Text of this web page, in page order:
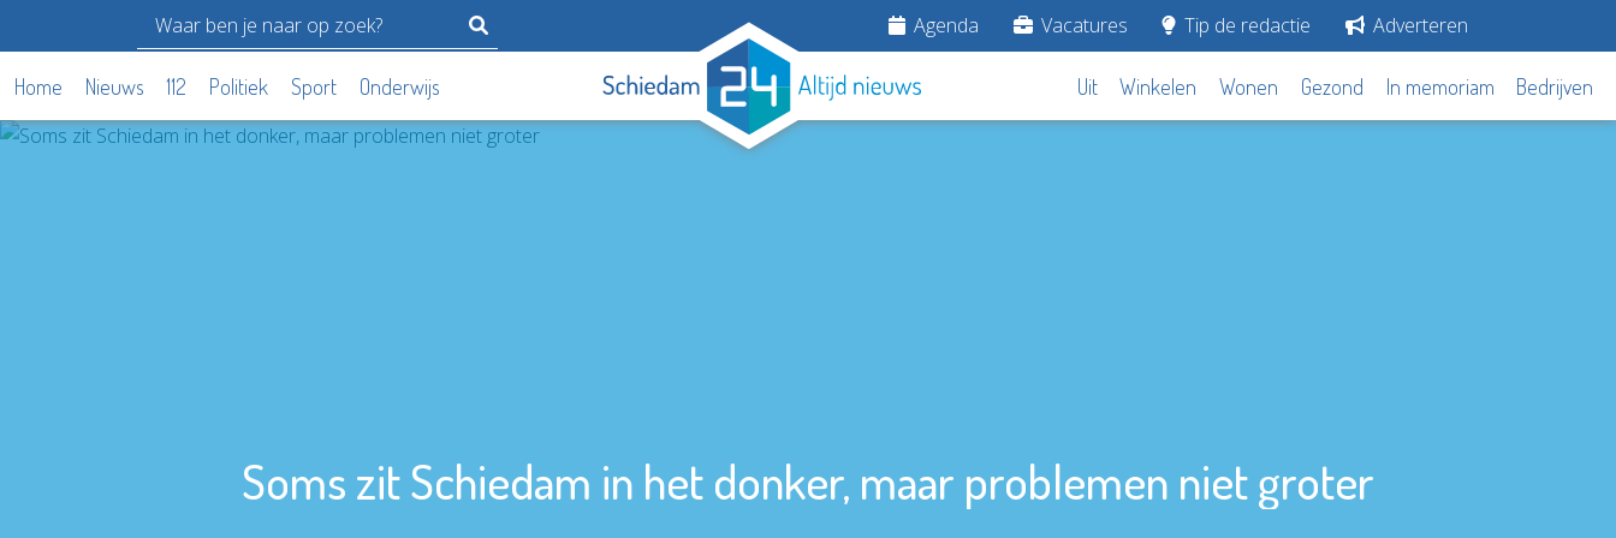
Agenda Vacatures Tip de redactie Adverteren
Home Nieuws 112 Politiek Sport Onderwijs Uit Winkelen Wonen Gezond In memoriam Bedrijven
Soms zit Schiedam in het donker, maar problemen niet groter